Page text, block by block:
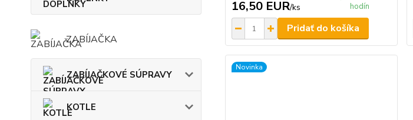
ZABÍJAČKA
ZABÍJAČKOVÉ SÚPRAVY
KOTLE
16,50 EUR/ks
hodín
Pridať do košíka
Novinka